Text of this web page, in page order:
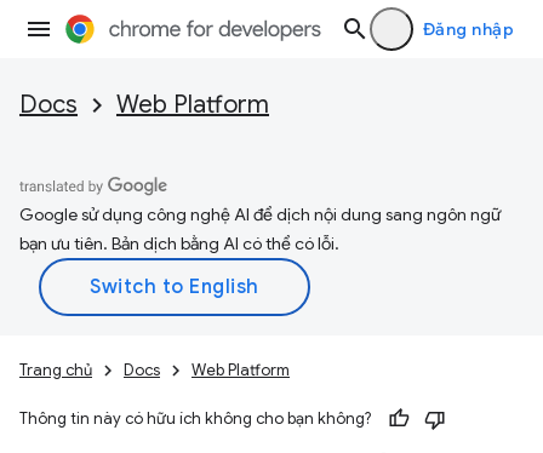
Đăng nhập
Docs Web Platform
Google sử dụng công nghệ AI để dịch nội dung sang ngôn ngữ
bạn ưu tiên. Bản dịch bằng AI có thể có lỗi.
Trang chủ Docs Web Platform
Thông tin này có hữu ích không cho bạn không?